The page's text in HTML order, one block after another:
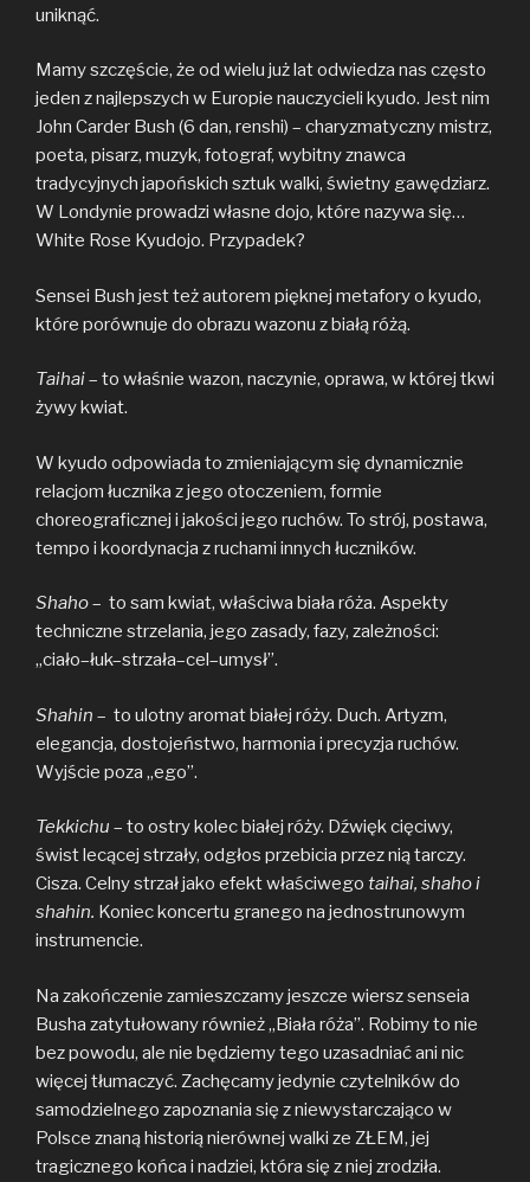
uniknąć.
Mamy szczęście, że od wielu już lat odwiedza nas często
jeden z najlepszych w Europie nauczycieli kyudo. Jest nim
John Carder Bush (6 dan, renshi) – charyzmatyczny mistrz,
poeta, pisarz, muzyk, fotograf, wybitny znawca
tradycyjnych japońskich sztuk walki, świetny gawędziarz.
W Londynie prowadzi własne dojo, które nazywa się…
White Rose Kyudojo. Przypadek?
Sensei Bush jest też autorem pięknej metafory o kyudo,
które porównuje do obrazu wazonu z białą różą.
Taihai– to właśnie wazon, naczynie, oprawa, w której tkwi
żywy kwiat.
W kyudo odpowiada to zmieniającym się dynamicznie
relacjom łucznika z jego otoczeniem, formie
choreograficznej i jakości jego ruchów. To strój, postawa,
tempo i koordynacja z ruchami innych łuczników.
Shaho– to sam kwiat, właściwa biała róża. Aspekty
techniczne strzelania, jego zasady, fazy, zależności:
„ciało–łuk–strzała–cel–umysł”.
Shahin – to ulotny aromat białej róży. Duch. Artyzm,
elegancja, dostojeństwo, harmonia i precyzja ruchów.
Wyjście poza „ego”.
Tekkichu – to ostry kolec białej róży. Dźwięk cięciwy,
świst lecącej strzały, odgłos przebicia przez nią tarczy.
Cisza. Celny strzał jako efekt właściwego taihai, shaho i
shahin. Koniec koncertu granego na jednostrunowym
instrumencie.
Na zakończenie zamieszczamy jeszcze wiersz senseia
Busha zatytułowany również „Biała róża”. Robimy to nie
bez powodu, ale nie będziemy tego uzasadniać ani nic
więcej tłumaczyć. Zachęcamy jedynie czytelników do
samodzielnego zapoznania się z niewystarczająco w
Polsce znaną historią nierównej walki ze ZŁEM, jej
tragicznego końca i nadziei, która się z niej zrodziła.